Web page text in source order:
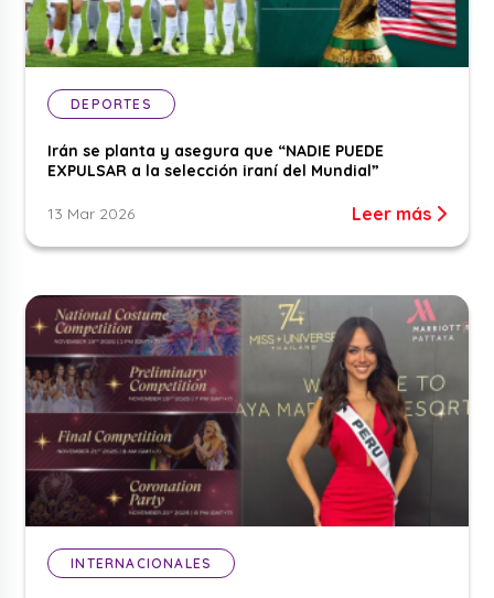
DEPORTES
Irán se planta y asegura que “NADIE PUEDE
EXPULSAR a la selección iraní del Mundial”
13 Mar 2026 Leer más
INTERNACIONALES